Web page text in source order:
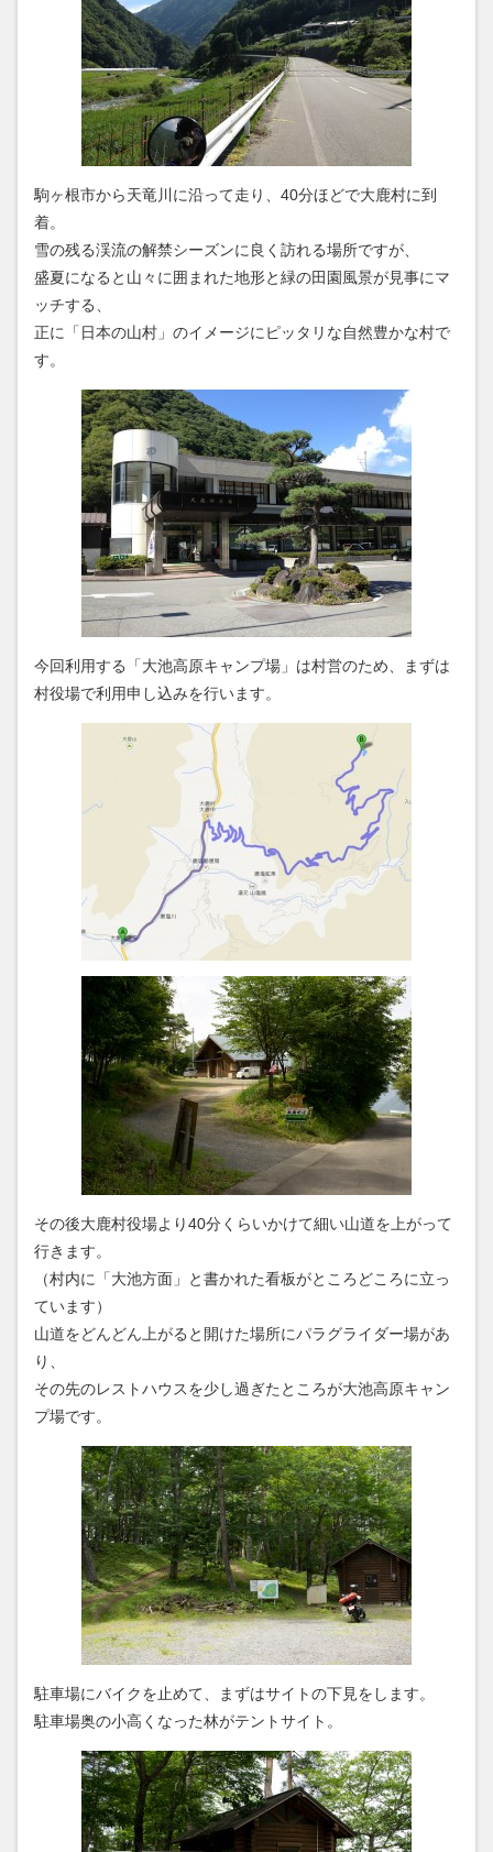
駒ヶ根市から天竜川に沿って走り、40分ほどで大鹿村に到
着。
雪の残る渓流の解禁シーズンに良く訪れる場所ですが、
盛夏になると山々に囲まれた地形と緑の田園風景が見事にマ
ッチする、
正に「日本の山村」のイメージにピッタリな自然豊かな村で
す。
今回利用する「大池高原キャンプ場」は村営のため、まずは
村役場で利用申し込みを行います。
その後大鹿村役場より40分くらいかけて細い山道を上がって
行きます。
（村内に「大池方面」と書かれた看板がところどころに立っ
ています）
山道をどんどん上がると開けた場所にパラグライダー場があ
り、
その先のレストハウスを少し過ぎたところが大池高原キャン
プ場です。
駐車場にバイクを止めて、まずはサイトの下見をします。
駐車場奥の小高くなった林がテントサイト。